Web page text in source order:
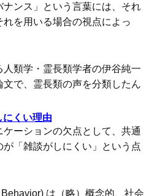
ナンス」という言葉には、それ
を用いる場合の視点によっ
人類学・霊長類学者の伊谷純一
で、霊長類の声を分類したん
にくい理由
ケーションの欠点として、共通
が「雑談がしにくい」という点
Behavior) は（略）概念的、社会